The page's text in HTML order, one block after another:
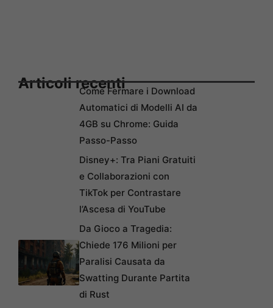
Articoli recentiCome Fermare i Download
Automatici di Modelli AI da
4GB su Chrome: Guida
Passo-Passo
Disney+: Tra Piani Gratuiti
e Collaborazioni con
TikTok per Contrastare
l’Ascesa di YouTube
Da Gioco a Tragedia:
Chiede 176 Milioni per
Paralisi Causata da
Swatting Durante Partita
di Rust